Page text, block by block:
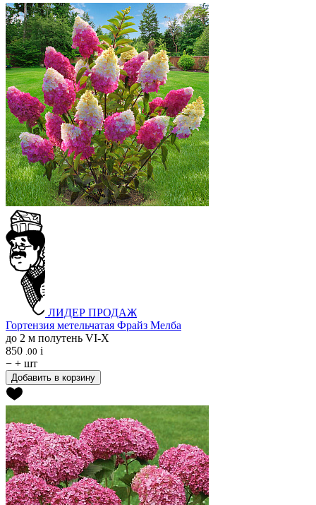
ЛИДЕР ПРОДАЖ
Гортензия метельчатая Фрайз Мелба
до 2 м полутень VI-X
850 .00 i
− + шт
Добавить в корзину